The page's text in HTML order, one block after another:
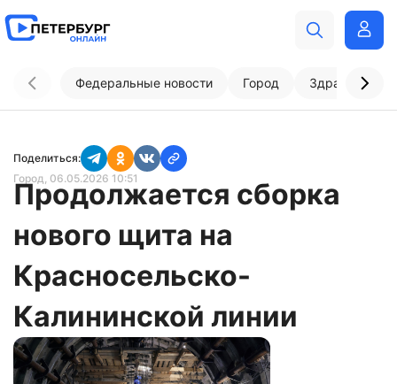
Федеральные новости Город
Поделиться:
Город, 06.05.2026 10:51
Продолжается сборка
нового щита на
Красносельско-
Калининской линии